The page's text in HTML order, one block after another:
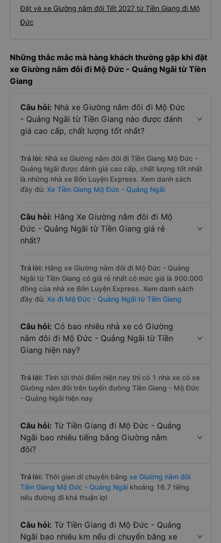
Đặt vé xe Giường nằm đôi Tết 2027 từ Tiền Giang đi Mộ
Đức
Những thắc mắc mà hàng khách thường gặp khi đặt
xe Giường nằm đôi đi Mộ Đức - Quảng Ngãi từ Tiền
Giang
Câu hỏi: Nhà xe Giường nằm đôi đi Mộ Đức
- Quảng Ngãi từ Tiền Giang nào được đánh
giá cao cấp, chất lượng tốt nhất?
Trả lời: Nhà xe Giường nằm đôi đi Tiền Giang Mộ Đức -
Quảng Ngãi được đánh giá cao cấp, chất lượng tốt nhất
là những nhà xe Bốn Luyện Express. Xem danh sách
đầy đủ: Xe Tiền Giang Mộ Đức - Quảng Ngãi
Câu hỏi: Hãng Xe Giường nằm đôi đi Mộ
Đức - Quảng Ngãi từ Tiền Giang giá rẻ
nhất?
Trả lời: Hãng xe Giường nằm đôi đi Mộ Đức - Quảng
Ngãi từ Tiền Giang có giá rẻ nhất có mức giá là 900.000
đồng của nhà xe Bốn Luyện Express. Xem danh sách
đầy đủ: Xe đi Mộ Đức - Quảng Ngãi từ Tiền Giang
Câu hỏi: Có bao nhiêu nhà xe có Giường
nằm đôi đi Mộ Đức - Quảng Ngãi từ Tiền
Giang hiện nay?
Trả lời: Tính tới thời điểm hiện nay thì có 1 nhà xe có xe
Giường nằm đôi trên tuyến đường Tiền Giang - Mộ Đức
- Quảng Ngãi hiện nay
Câu hỏi: Từ Tiền Giang đi Mộ Đức - Quảng
Ngãi bao nhiêu tiếng bằng Giường nằm
đôi?
Trả lời: Thời gian di chuyển bằng xe Giường nằm đôi
Tiền Giang Mộ Đức - Quảng Ngãi khoảng 16.7 tiếng
nếu đường đi khá thuận lợi
Câu hỏi: Từ Tiền Giang đi Mộ Đức - Quảng
Ngãi bao nhiêu km nếu di chuyển bằng xe